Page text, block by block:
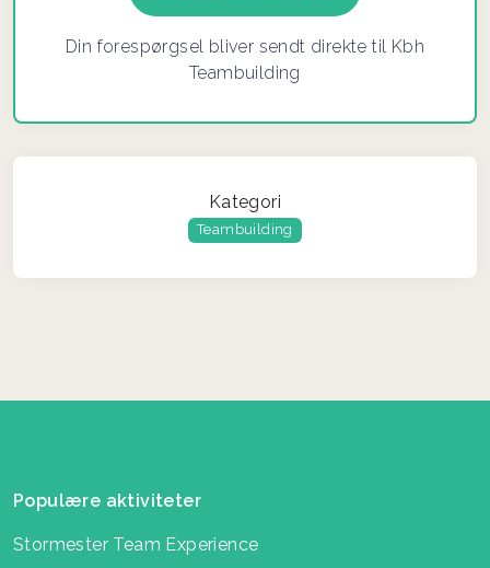
Din forespørgsel bliver sendt direkte til Kbh
Teambuilding
Kategori
Teambuilding
Populære aktiviteter
Stormester Team Experience